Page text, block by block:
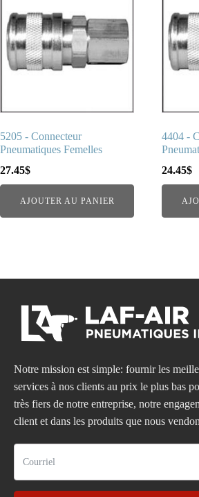
5205 - Connecteur
Pneumatiques Femelles
27.45$
AJOUTER AU PANIER
4404 -
24.45$
Notre mission est simple: fournir les
services à nos clients au prix le plus bas
très fiers de notre entreprise, notre
client et dans les produits que nous